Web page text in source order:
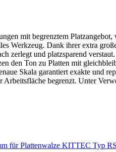
mit begrenztem
Werkzeug. Dank ihrer extra
zerlegt und platzsparend
den Ton zu Platten mit
Skala garantiert exakte und
Arbeitsfläche begrenzt. Unter
für Plattenwalze KITTEC Typ